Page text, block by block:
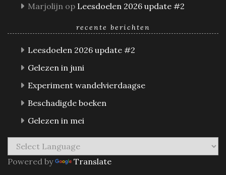
Marjolijn op Leesdoelen 2026 update #2
recente berichten
Leesdoelen 2026 update #2
Gelezen in juni
Experiment wandelvierdaagse
Beschadigde boeken
Gelezen in mei
Powered by Translate